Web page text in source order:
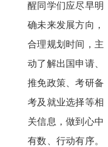
醒同学们应尽早明
确未来发展方向，
合理规划时间，主
动了解出国申请、
推免政策、考研备
考及就业选择等相
关信息，做到心中
有数、行动有序。